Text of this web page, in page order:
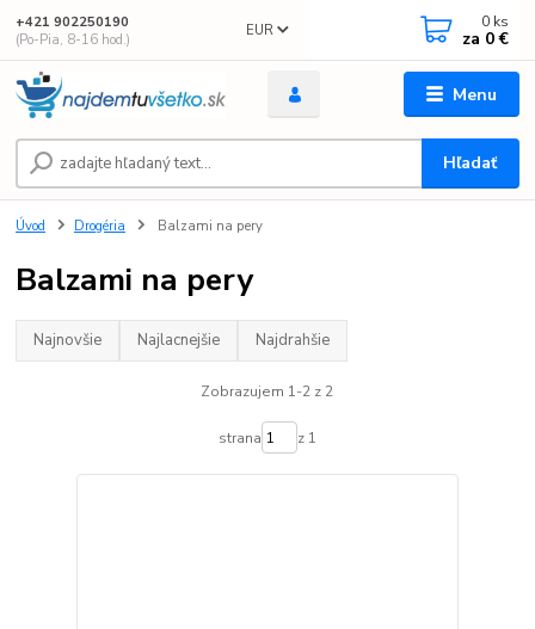
Menu
EUR
Hľadať
+421 902250190
(Po-Pia, 8-16 hod.)
0 ks
za 0 €
Úvod Drogéria Balzami na pery
Balzami na pery
Najnovšie Najlacnejšie Najdrahšie
Zobrazujem 1-2 z 2
strana z 1